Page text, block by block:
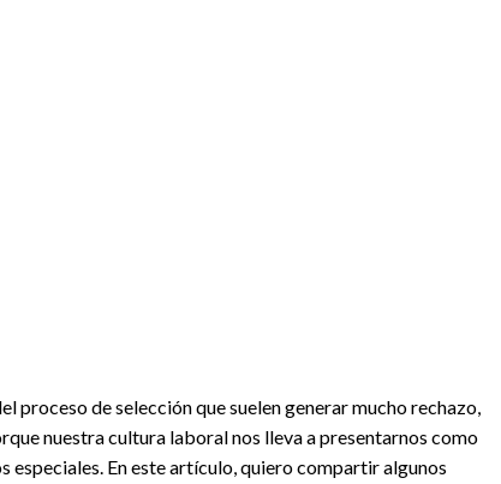
proceso de selección que suelen generar mucho rechazo,
nuestra cultura laboral nos lleva a presentarnos como
especiales. En este artículo, quiero compartir algunos